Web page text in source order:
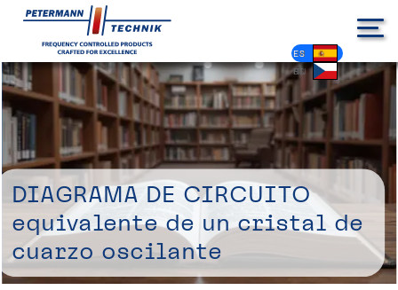
DE
EN
FR
ES
PL
IT
NL
HU
CS
Diagrama de circuito
equivalente de un cristal de
cuarzo oscilante